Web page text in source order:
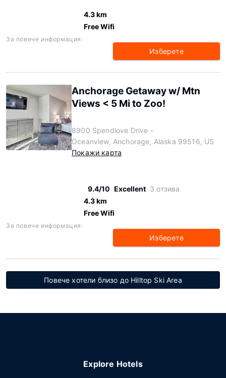
4.3 km
Free Wifi
За повече информация:
Изберете
Anchorage Getaway w/ Mtn
Views < 5 Mi to Zoo!
8900 Spendlove Drive -
Oceanview, Anchorage, Alaska 99516, US
Покажи карта
9.4/10 Excellent 3 отзива
4.3 km
Free Wifi
За повече информация:
Изберете
Повече хотели близо до Hilltop Ski Area
Explore Hotels